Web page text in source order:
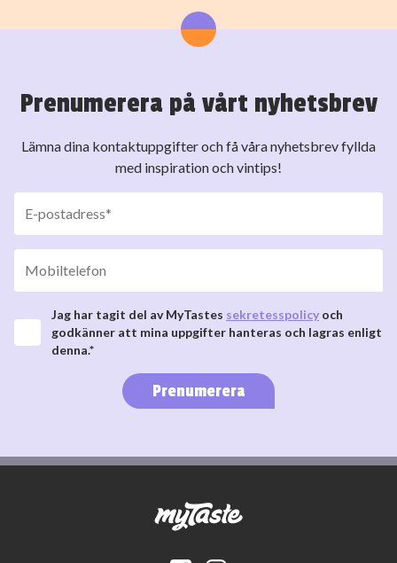
Prenumerera på vårt nyhetsbrev
Lämna dina kontaktuppgifter och få våra nyhetsbrev fyllda
med inspiration och vintips!
Jag har tagit del av MyTastes sekretesspolicy och
godkänner att mina uppgifter hanteras och lagras enligt
denna.*
Prenumerera